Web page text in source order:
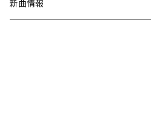
新曲情報